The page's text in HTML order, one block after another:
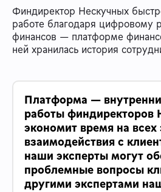
Финдиректор Нескучных
работе благодаря цифровому
финансов — платформе
ней хранилась история
Платформа —
работы финдиректоров
экономит время на всех
взаимодействия с
наши эксперты могут
проблемные вопросы
другими экспертами